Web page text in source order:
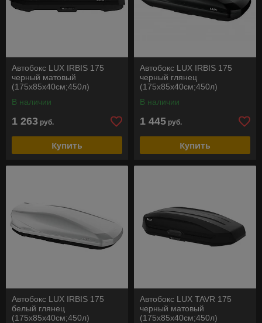
Автобокс LUX IRBIS 175
черный матовый
(175х85х40см;450л)
В наличии
1 263 руб.
Купить
Автобокс LUX IRBIS 175
черный глянец
(175х85х40см;450л)
В наличии
1 445 руб.
Купить
Автобокс LUX IRBIS 175
белый глянец
(175х85х40см;450л)
Автобокс LUX TAVR 175
черный матовый
(175х85х40см;450л)